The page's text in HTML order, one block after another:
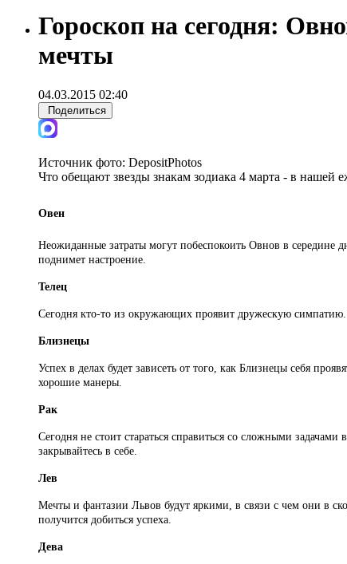
Гороскоп на сегодня:
мечты
04.03.2015 02:40
Поделиться
Источник фото: DepositPhotos
Что обещают звезды знакам зодиака 4 марта - в нашей
Овен
Неожиданные затраты могут побеспокоить Овнов в середине
поднимет настроение.
Телец
Сегодня кто-то из окружающих проявит дружескую симпатию.
Близнецы
Успех в делах будет зависеть от того, как Близнецы себя
хорошие манеры.
Рак
Сегодня не стоит стараться справиться со сложными
закрывайтесь в себе.
Лев
Мечты и фантазии Львов будут яркими, в связи с чем они в
получится добиться успеха.
Дева